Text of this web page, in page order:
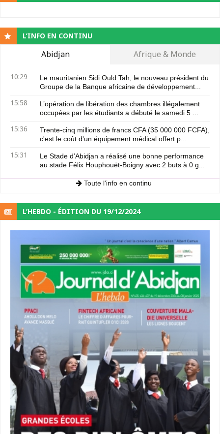
L’INFO EN CONTINU
Abidjan Afrique & Monde
10:29
Le mauritanien Sidi Ould Tah, le nouveau président du
Groupe de la Banque africaine de développement...
15:58
L’opération de libération des chambres illégalement
occupées par les étudiants a débuté le samedi 5 ...
15:36
Trente-cinq millions de francs CFA (35 000 000 FCFA),
c'est le coût d'un équipement médical offert p...
15:31
Le Stade d’Abidjan a réalisé une bonne performance
au stade Félix Houphouët-Boigny avec 2 buts à 0 g...
Toute l'info en continu
L’HEBDO - ÉDITION DU 19/12/2024